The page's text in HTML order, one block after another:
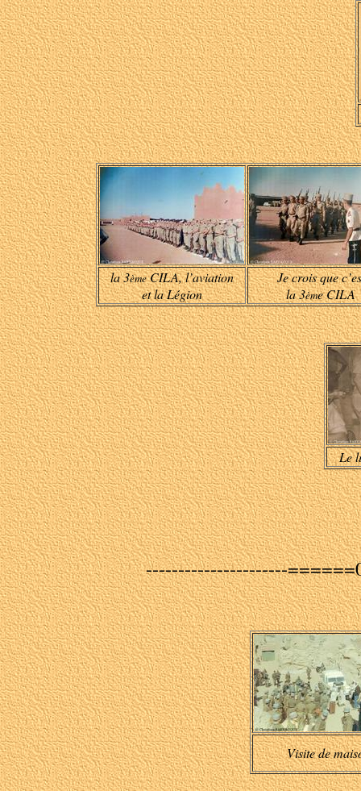
la 3èmeCILA, l’aviation
et la Légion
Je crois que
la 3ème CILA
Le
----------------------
Visite de